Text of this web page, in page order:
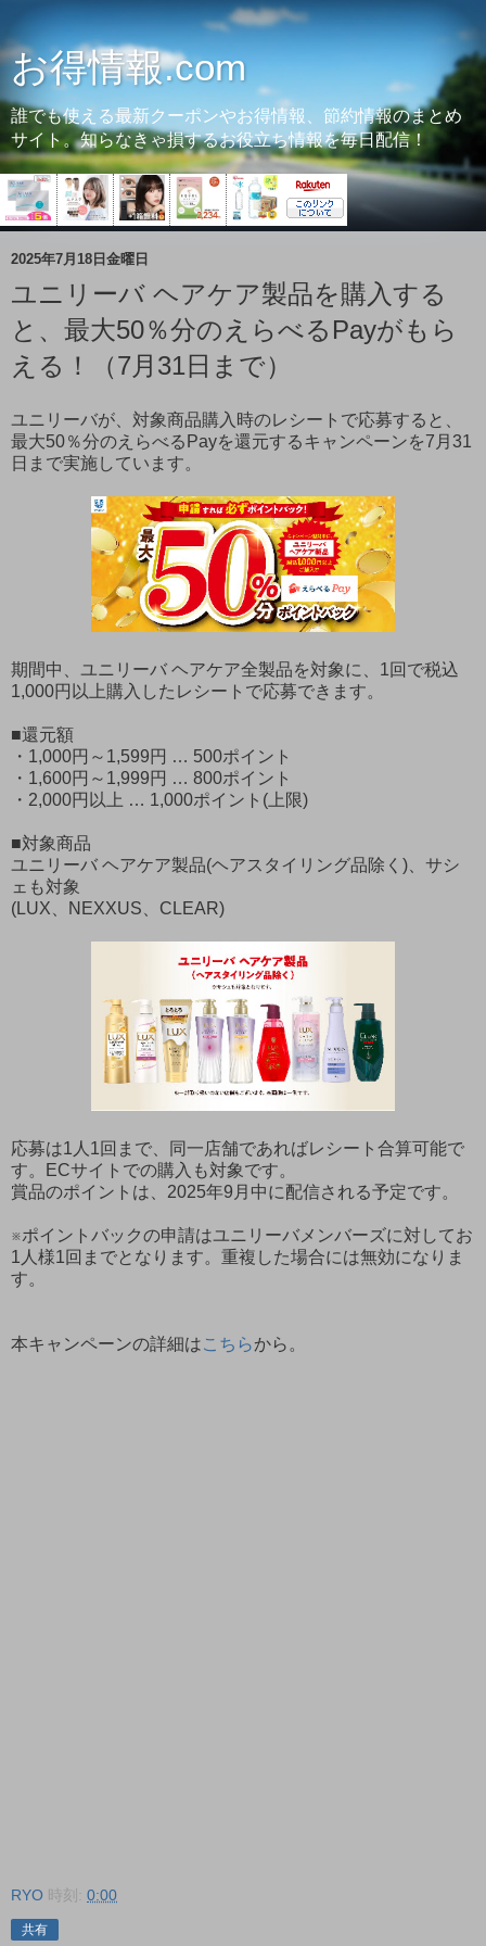
お得情報.com
誰でも使える最新クーポンやお得情報、節約情報のまとめ
サイト。知らなきゃ損するお役立ち情報を毎日配信！
2025年7月18日金曜日
ユニリーバ ヘアケア製品を購入する
と、最大50％分のえらべるPayがもら
える！（7月31日まで）
ユニリーバが、対象商品購入時のレシートで応募すると、
最大50％分のえらべるPayを還元するキャンペーンを7月31
日まで実施しています。
期間中、ユニリーバ ヘアケア全製品を対象に、1回で税込
1,000円以上購入したレシートで応募できます。
■還元額
・1,000円～1,599円 … 500ポイント
・1,600円～1,999円 … 800ポイント
・2,000円以上 … 1,000ポイント(上限)
■対象商品
ユニリーバ ヘアケア製品(ヘアスタイリング品除く)、サシ
ェも対象
(LUX、NEXXUS、CLEAR)
応募は1人1回まで、同一店舗であればレシート合算可能で
す。ECサイトでの購入も対象です。
賞品のポイントは、2025年9月中に配信される予定です。
※ポイントバックの申請はユニリーバメンバーズに対してお
1人様1回までとなります。重複した場合には無効になりま
す。
本キャンペーンの詳細はこちらから。
RYO 時刻: 0:00
共有